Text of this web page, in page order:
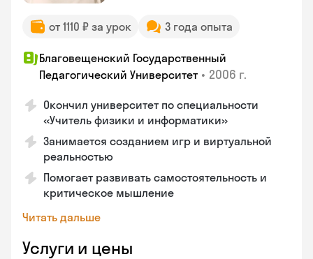
от 1110 ₽ за урок 3 года опыта
Благовещенский Государственный
Педагогический Университет • 2006 г.
Окончил университет по специальности
«Учитель физики и информатики»
Занимается созданием игр и виртуальной
реальностью
Помогает развивать самостоятельность и
критическое мышление
Читать дальше
Услуги и цены